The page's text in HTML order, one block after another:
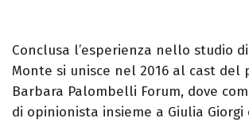
Conclusa l’esperienza nello studio
Monte si unisce nel 2016 al cast del
Barbara Palombelli Forum, dove
di opinionista insieme a Giulia Giorgi